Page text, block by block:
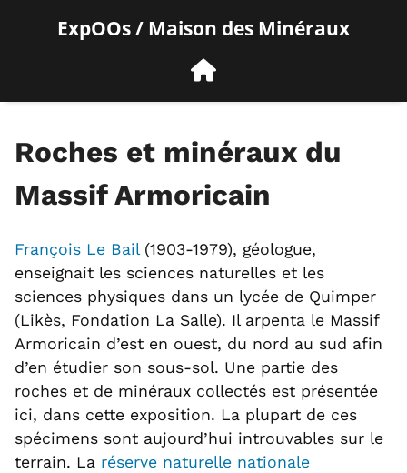
ExpOOs / Maison des Minéraux
Roches et minéraux du
Massif Armoricain
François Le Bail(1903-1979), géologue,
enseignait les sciences naturelles et les
sciences physiques dans un lycée de Quimper
(Likès, Fondation La Salle). Il arpenta le Massif
Armoricain d’est en ouest, du nord au sud afin
d’en étudier son sous-sol. Une partie des
roches et de minéraux collectés est présentée
ici, dans cette exposition. La plupart de ces
spécimens sont aujourd’hui introuvables sur le
terrain. La réserve naturelle nationale